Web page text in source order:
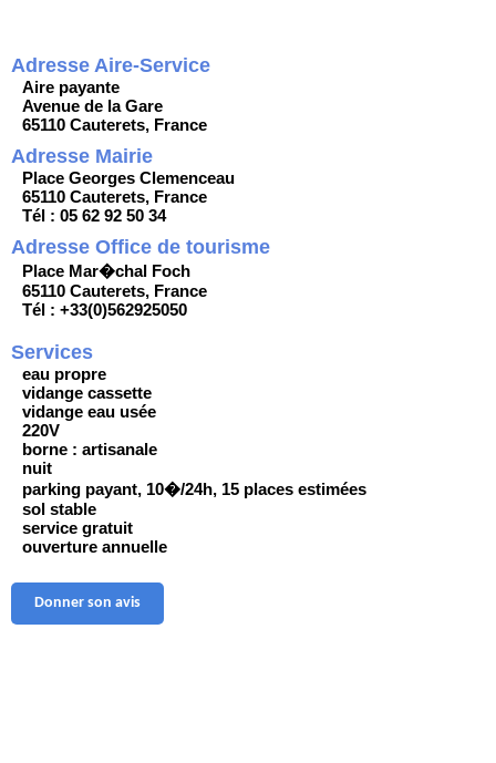
Adresse Aire-Service
Aire payante
Avenue de la Gare
65110 Cauterets, France
Adresse Mairie
Place Georges Clemenceau
65110 Cauterets, France
Tél : 05 62 92 50 34
Adresse Office de tourisme
Place Mar�chal Foch
65110 Cauterets, France
Tél : +33(0)562925050
Services
eau propre
vidange cassette
vidange eau usée
220V
borne : artisanale
nuit
parking payant, 10�/24h, 15 places estimées
sol stable
service gratuit
ouverture annuelle
Donner son avis